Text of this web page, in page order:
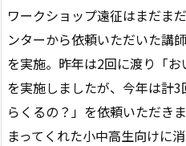
ワークショップ遠征はまだま
ンターから依頼いただいた講
を実施。昨年は2回に渡り「お
を実施しましたが、今年は計
らくるの？」を依頼いただき
まってくれた小中高生向けに